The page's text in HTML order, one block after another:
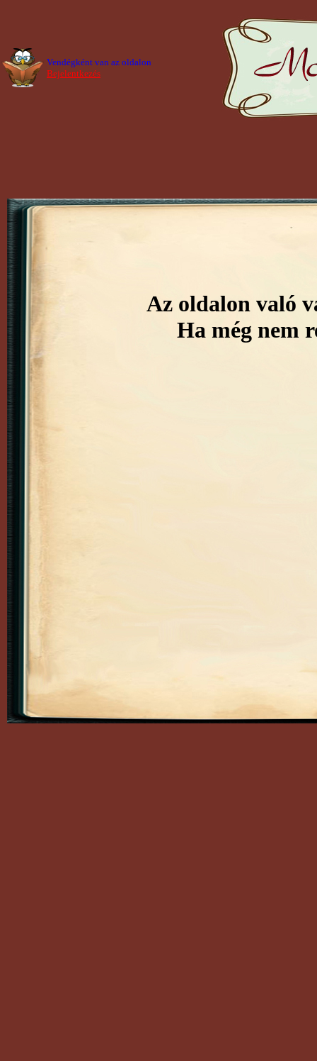
Az oldalon való
Ha még nem
Vendégként van az oldalon
Bejelentkezés